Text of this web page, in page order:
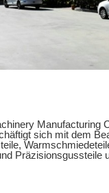
Manufacturing
sich mit dem
Präzisionsgussteile